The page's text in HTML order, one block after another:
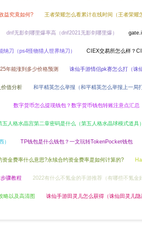
益究竟如何? 王者荣耀怎么看累计在线时间（王者荣耀
dnf无影剑哪里爆率高（dnf2021无影剑哪里爆）
纳刀（ps4怪物猎人世界纳刀） CIEX交易所怎么样？
年能涨到多少价格预测 诛仙手游情侣pk赛怎么打（诛
价值分析 和平精英怎么举报（和平精英怎么举报上一局
数字货币怎么提现钱包？数字货币钱包转账注意点汇总
五人格水晶宫第二章密码是什么（第五人格水晶球模式道具
） TP钱包是什么钱包？一文玩转TokenPocket钱包
资金费率什么意思?永续合约资金费率是如何计算的?
骤教程 2022有什么不氪金的手游推荐（有哪些不氪金
略以及高清图 诛仙手游田灵儿怎么获得（诛仙田灵儿